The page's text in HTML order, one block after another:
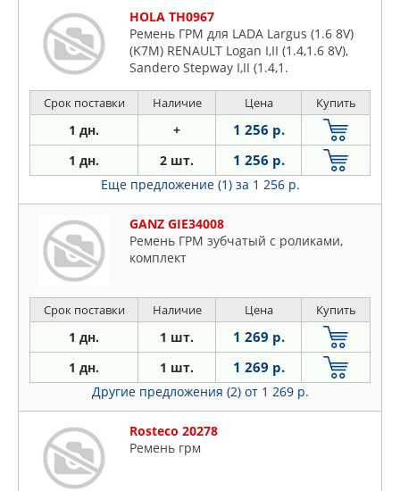
HOLA TH0967
Ремень ГРМ для LADA Largus (1.6 8V)
(K7M) RENAULT Logan I,II (1.4,1.6 8V),
Sandero Stepway I,II (1.4,1.
Срок поставки Наличие Цена Купить
1 дн. + 1 256 р.
1 дн. 2 шт. 1 256 р.
Еще предложение (1) за 1 256 р.
GANZ GIE34008
Ремень ГРМ зубчатый с роликами,
комплект
Срок поставки Наличие Цена Купить
1 дн. 1 шт. 1 269 р.
1 дн. 1 шт. 1 269 р.
Другие предложения (2) от 1 269 р.
Rosteco 20278
Ремень грм